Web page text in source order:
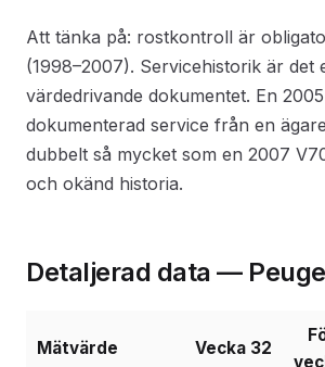
Att tänka på: rostkontroll är
(1998–2007). Servicehistorik är det
värdedrivande dokumentet. En
dokumenterad service från en
dubbelt så mycket som en 2007
och okänd historia.
Detaljerad data —
Mätvärde Vecka 32